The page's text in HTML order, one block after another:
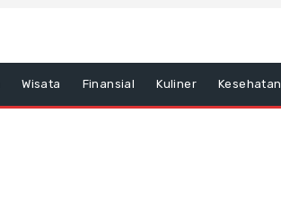
Wisata Finansial Kuliner Kesehatan